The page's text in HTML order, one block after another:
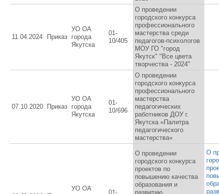
11.04.2024 Приказ
УО ОА
города
Якутска
01-
10/405
О проведении
городского конкурса
профессионального
мастерства среди
педагогов-психологов
МОУ ГО "город
Якутск" "Все цвета
творчества - 2024"
07.10.2020 Приказ
УО ОА
города
Якутска
01-
10/696
О проведении
городского конкурса
профессионального
мастерства
педагогических
работников ДОУ г.
Якутска «Палитра
педагогического
мастерства»
УО ОА
01-
О проведении
городского конкурса
проектов по
повышению качества
образования и
развитию
О